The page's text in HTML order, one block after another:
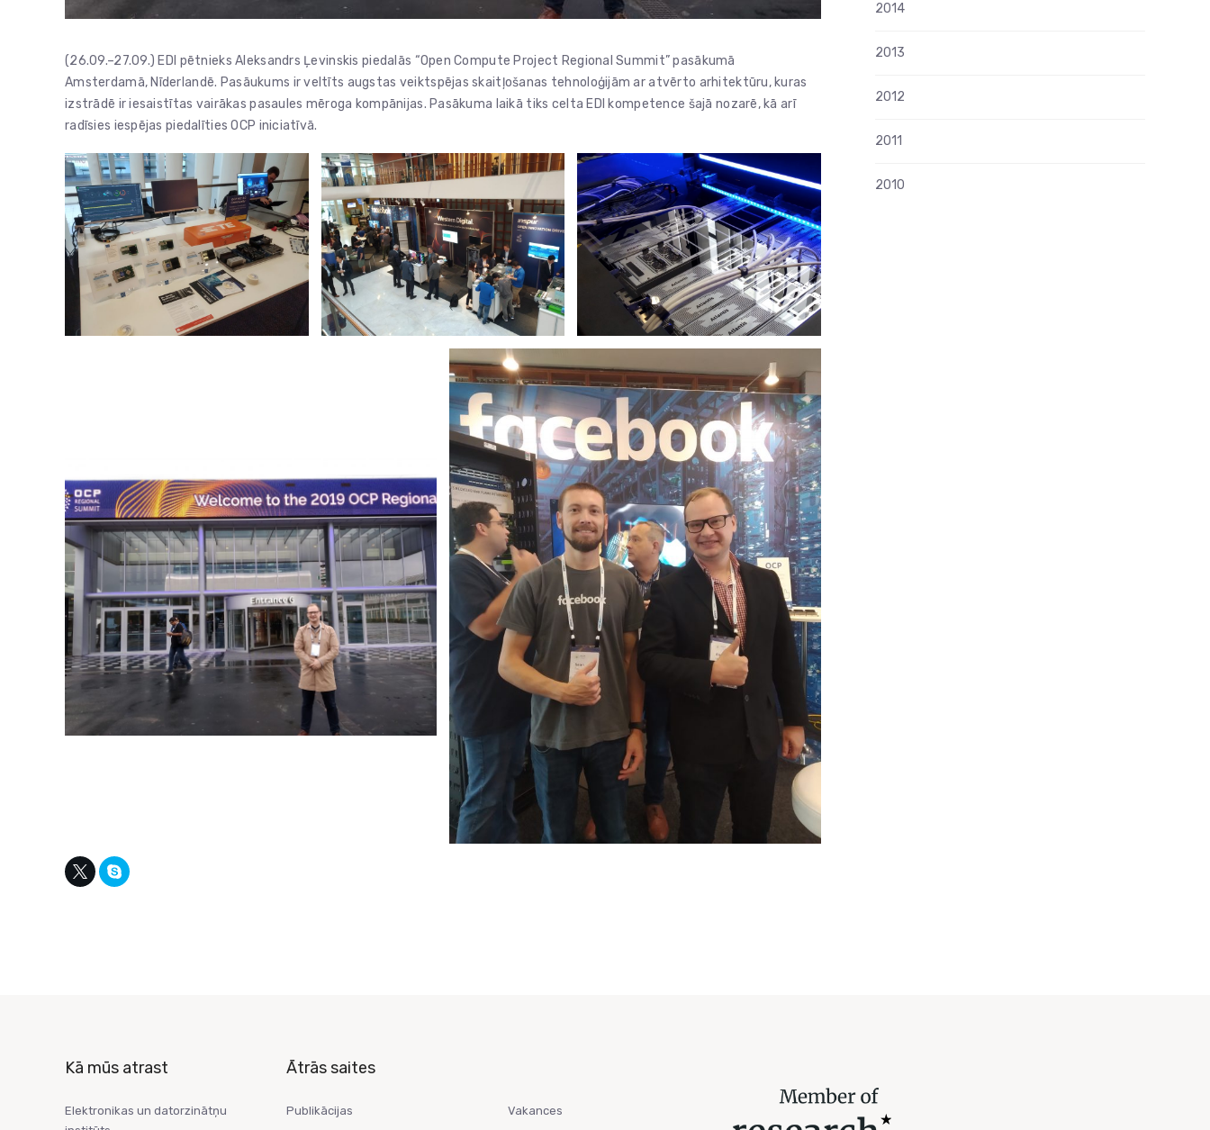
(26.09.–27.09.) EDI pētnieks Aleksandrs Ļevinskis piedalās “Open Compute Project Regional Summit” pasākumā
Amsterdamā, Nīderlandē. Pasāukums ir veltīts augstas veiktspējas skaitļošanas tehnoloģijām ar atvērto arhitektūru, kuras
izstrādē ir iesaistītas vairākas pasaules mēroga kompānijas. Pasākuma laikā tiks celta EDI kompetence šajā nozarē, kā arī
radīsies iespējas piedalīties OCP iniciatīvā.
2014
2013
2012
2011
2010
Kā mūs atrast
Elektronikas un datorzinātņu
Ātrās saites
Publikācijas Vakances